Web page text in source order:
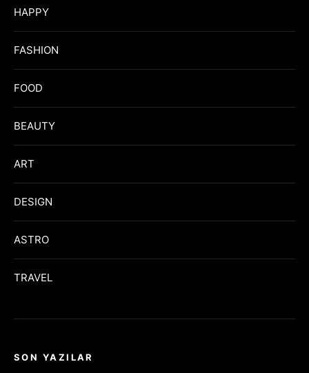
HAPPY
FASHION
FOOD
BEAUTY
ART
DESIGN
ASTRO
TRAVEL
SON YAZILAR